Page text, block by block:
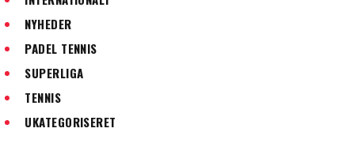
NYHEDER
PADEL TENNIS
SUPERLIGA
TENNIS
UKATEGORISERET